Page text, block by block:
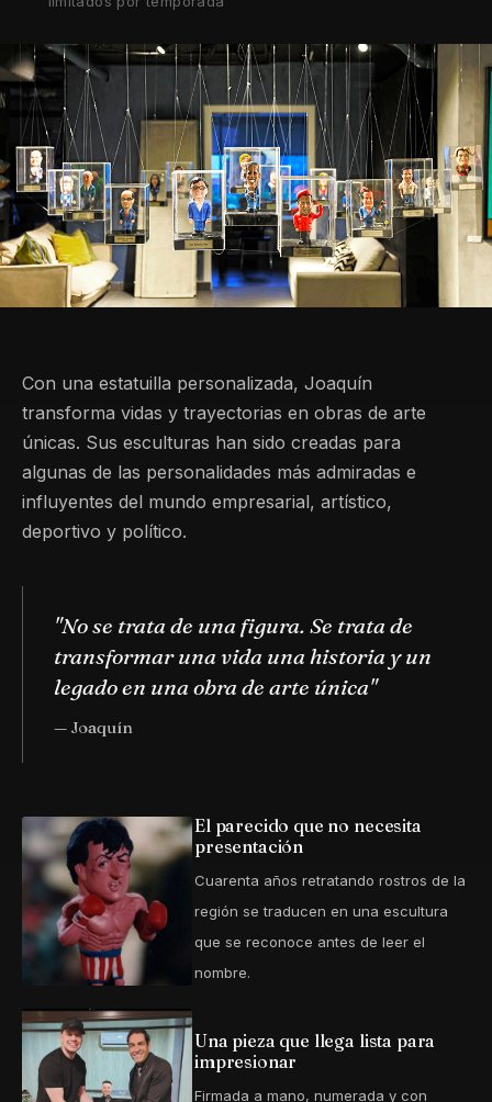
Con una estatuilla personalizada, Joaquín
transforma vidas y trayectorias en obras de arte
únicas. Sus esculturas han sido creadas para
algunas de las personalidades más admiradas e
influyentes del mundo empresarial, artístico,
deportivo y político.
"No se trata de una figura. Se trata de
transformar una vida una historia y un
legado en una obra de arte única"
— Joaquín
El parecido que no necesita
presentación
Cuarenta años retratando rostros de la
región se traducen en una escultura
que se reconoce antes de leer el
nombre.
Una pieza que llega lista para
impresionar
Firmada a mano, numerada y con